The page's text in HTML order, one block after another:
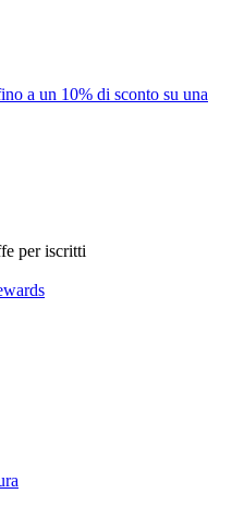
a un 10% di sconto su una
per iscritti